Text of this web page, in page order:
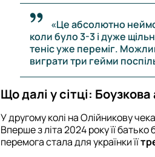
«Це абсолютно
коли було 3-3 і дуже
теніс уже переміг.
виграти три гейми
Що далі у сітці:
У другому колі на Олійникову
Вперше з літа 2024 року її
перемога стала для українки її